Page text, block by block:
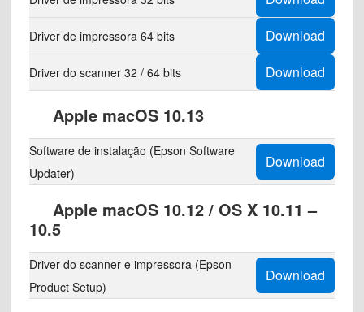
Driver de impressora 64 bits Download
Driver do scanner 32 / 64 bits Download
Apple macOS 10.13
Software de instalação (Epson Software
Updater)
Download
Apple macOS 10.12 / OS X 10.11 –
10.5
Driver do scanner e impressora (Epson
Product Setup)
Download